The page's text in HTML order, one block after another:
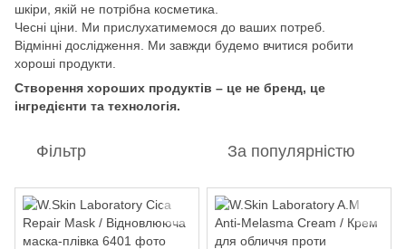
шкіри, якій не потрібна косметика.
Чесні ціни. Ми прислухатимемося до ваших потреб.
Відмінні дослідження. Ми завжди будемо вчитися робити
хороші продукти.
Створення хороших продуктів – це не бренд, це
інгредієнти та технологія.
Фільтр За популярністю